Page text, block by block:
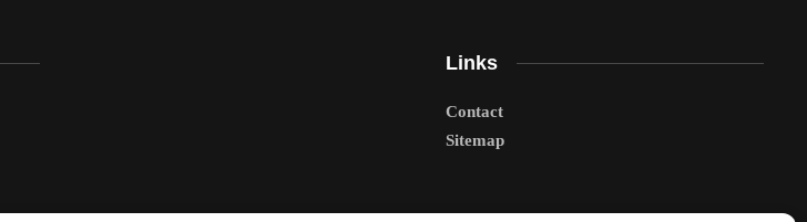
Links
Contact
Sitemap